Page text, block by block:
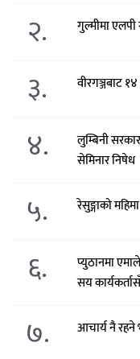
२. गुल्मीमा
३. वीरगञ्जबाट
४.
लुम्बिनी
सेमिनार निषेध
५. रेसुङ्गाको
६.
प्युठानमा
सय
७. आचार्य नै रहने